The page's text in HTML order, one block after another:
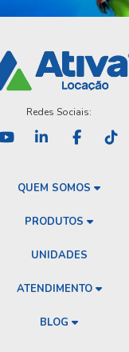
Redes Sociais:
QUEM SOMOS
PRODUTOS
UNIDADES
ATENDIMENTO
BLOG